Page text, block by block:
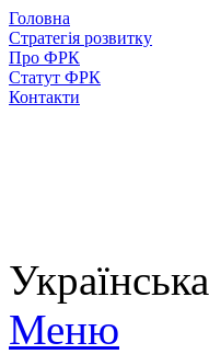
Головна
Стратегія розвитку
Про ФРК
Статут ФРК
Контакти
Українська
Меню